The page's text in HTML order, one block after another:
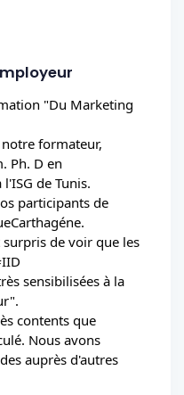
"Du Marketing
formateur,
Ph. D en
de Tunis.
.
de voir que les
sensibilisées à la
contents que
Nous avons
auprès d'autres